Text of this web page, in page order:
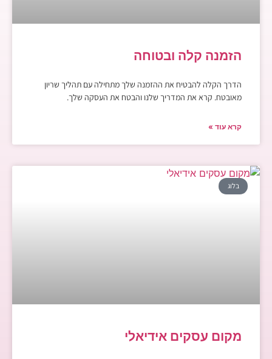
הזמנה קלה ובטוחה
הדרך הקלה להבטיח את ההזמנה שלך מתחילה עם תהליך שריון
מאובטח. קרא את המדריך שלנו והבטח את העסקה שלך.
קרא עוד »
בלוג
מקום עסקים אידיאלי